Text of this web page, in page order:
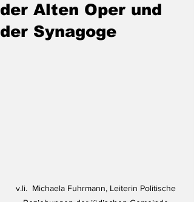
der Alten Oper und
der Synagoge
v.li.  Michaela Fuhrmann, Leiterin Politische